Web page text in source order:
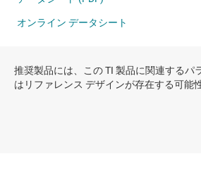
推奨製品には、この TI 製品に関連するパ
はリファレンス デザインが存在する可能